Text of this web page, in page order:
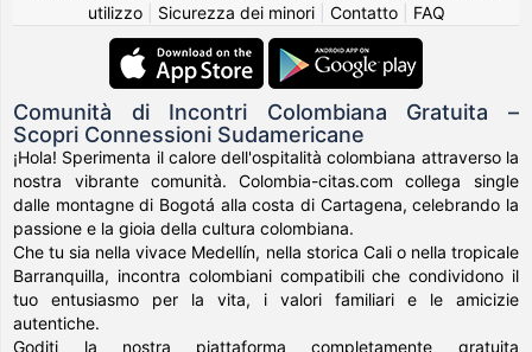
utilizzo| Sicurezza dei minori| Contatto| FAQ
Comunità di Incontri Colombiana Gratuita –
Scopri Connessioni Sudamericane
¡Hola! Sperimenta il calore dell'ospitalità colombiana attraverso la
nostra vibrante comunità. Colombia-citas.com collega single
dalle montagne di Bogotá alla costa di Cartagena, celebrando la
passione e la gioia della cultura colombiana.
Che tu sia nella vivace Medellín, nella storica Cali o nella tropicale
Barranquilla, incontra colombiani compatibili che condividono il
tuo entusiasmo per la vita, i valori familiari e le amicizie
autentiche.
Goditi la nostra piattaforma completamente gratuita